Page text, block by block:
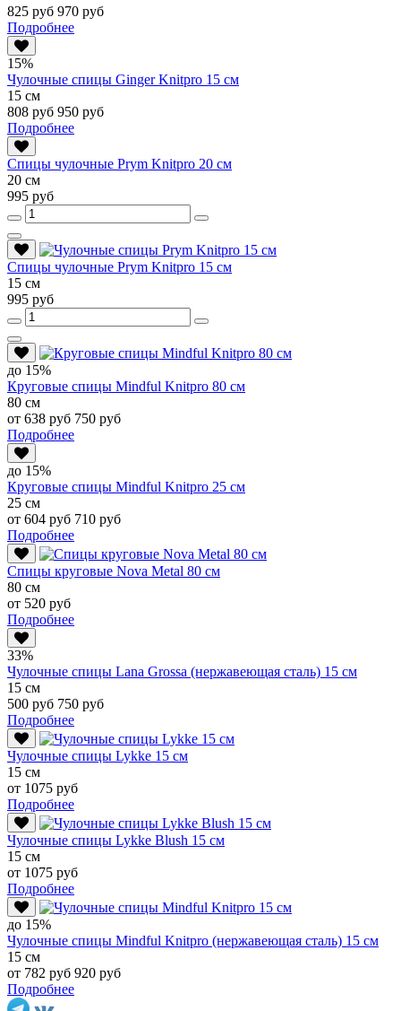
825 руб 970 руб
Подробнее
15%
Чулочные спицы Ginger Knitpro 15 см
15 см
808 руб 950 руб
Подробнее
Спицы чулочные Prym Knitpro 20 см
20 см
995 руб
Спицы чулочные Prym Knitpro 15 см
15 см
995 руб
до 15%
Круговые спицы Mindful Knitpro 80 см
80 см
от 638 руб 750 руб
Подробнее
до 15%
Круговые спицы Mindful Knitpro 25 см
25 см
от 604 руб 710 руб
Подробнее
Спицы круговые Nova Metal 80 см
80 см
от 520 руб
Подробнее
33%
Чулочные спицы Lana Grossa (нержавеющая сталь) 15 см
15 см
500 руб 750 руб
Подробнее
Чулочные спицы Lykke 15 см
15 см
от 1075 руб
Подробнее
Чулочные спицы Lykke Blush 15 см
15 см
от 1075 руб
Подробнее
до 15%
Чулочные спицы Mindful Knitpro (нержавеющая сталь) 15 см
15 см
от 782 руб 920 руб
Подробнее